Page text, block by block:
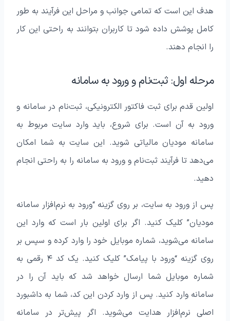
هدف این است که تمامی جوانب و مراحل این فرآیند به طور
کامل پوشش داده شود تا کاربران بتوانند به راحتی این کار
را انجام دهند.
مرحله اول: ثبت‌نام و ورود به سامانه
اولین قدم برای ثبت فاکتور الکترونیکی، ثبت‌نام در سامانه و
ورود به آن است. برای شروع، باید وارد سایت مربوط به
سامانه مودیان مالیاتی شوید. این سایت به شما امکان
می‌دهد تا فرآیند ثبت‌نام و ورود به سامانه را به راحتی انجام
دهید.
پس از ورود به سایت، بر روی گزینه “ورود به نرم‌افزار سامانه
مودیان” کلیک کنید. اگر برای اولین بار است که وارد این
سامانه می‌شوید، شماره موبایل خود را وارد کرده و سپس بر
روی گزینه “ورود با پیامک” کلیک کنید. یک کد ۴ رقمی به
شماره موبایل شما ارسال خواهد شد که باید آن را در
سامانه وارد کنید. پس از وارد کردن این کد، شما به داشبورد
اصلی نرم‌افزار هدایت می‌شوید. اگر پیش‌تر در سامانه